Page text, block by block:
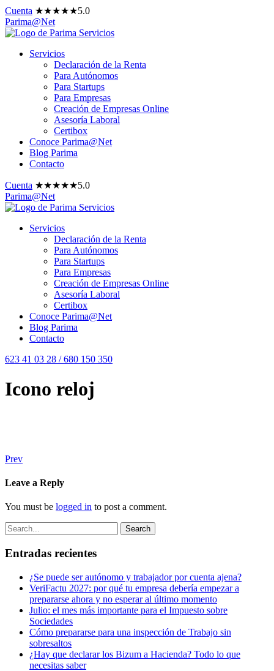
Cuenta ★★★★★5.0
Parima@Net
Servicios
Declaración de la Renta
Para Autónomos
Para Startups
Para Empresas
Creación de Empresas Online
Asesoría Laboral
Certibox
Conoce Parima@Net
Blog Parima
Contacto
Cuenta ★★★★★5.0
Parima@Net
Servicios
Declaración de la Renta
Para Autónomos
Para Startups
Para Empresas
Creación de Empresas Online
Asesoría Laboral
Certibox
Conoce Parima@Net
Blog Parima
Contacto
623 41 03 28 / 680 150 350
Icono reloj
Prev
Leave a Reply
You must be logged in to post a comment.
Entradas recientes
¿Se puede ser autónomo y trabajador por cuenta ajena?
VeriFactu 2027: por qué tu empresa debería empezar a
prepararse ahora y no esperar al último momento
Julio: el mes más importante para el Impuesto sobre
Sociedades
Cómo prepararse para una inspección de Trabajo sin
sobresaltos
¿Hay que declarar los Bizum a Hacienda? Todo lo que
necesitas saber